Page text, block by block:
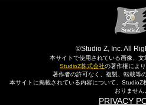
©Studio Z, Inc. All
本サイトで使用されている画像、
StudioZ株式会社の著作権によ
著作者の許可なく、複製、転載等
本サイトに掲載されている内容について、StudioZ
おりません
PRIVACY